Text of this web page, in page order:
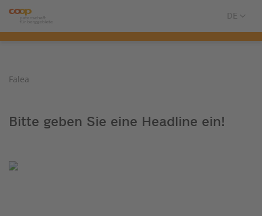
Falea
Bitte geben Sie eine Headline ein!